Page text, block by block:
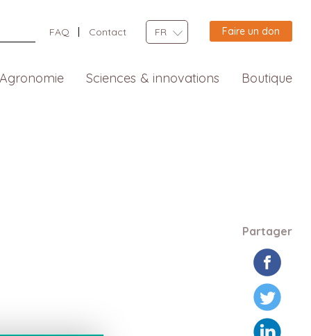
FAQ Contact FR Faire un don
Agronomie Sciences & innovations Boutique
Partager